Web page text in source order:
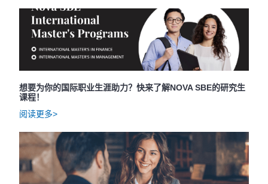
想要为你的国际职业生涯助力？快来了解NOVA SBE的研究生
课程！
阅读更多>